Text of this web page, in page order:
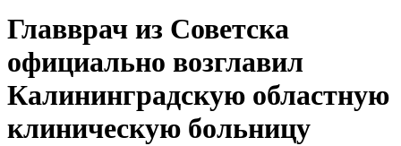
Главврач из Советска
официально возглавил
Калининградскую областную
клиническую больницу